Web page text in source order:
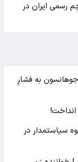
رسمی ایران در
به فشارِ
سیاستمدار در